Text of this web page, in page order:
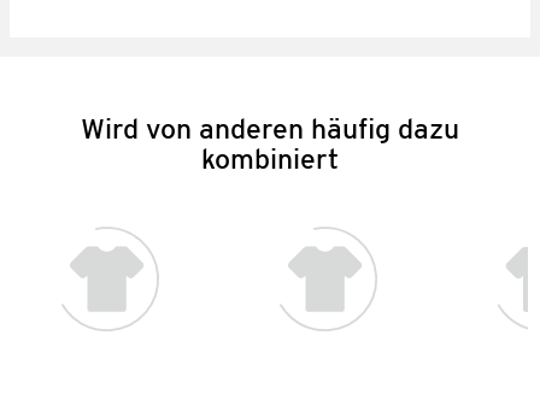
Wird von anderen häufig dazu
kombiniert